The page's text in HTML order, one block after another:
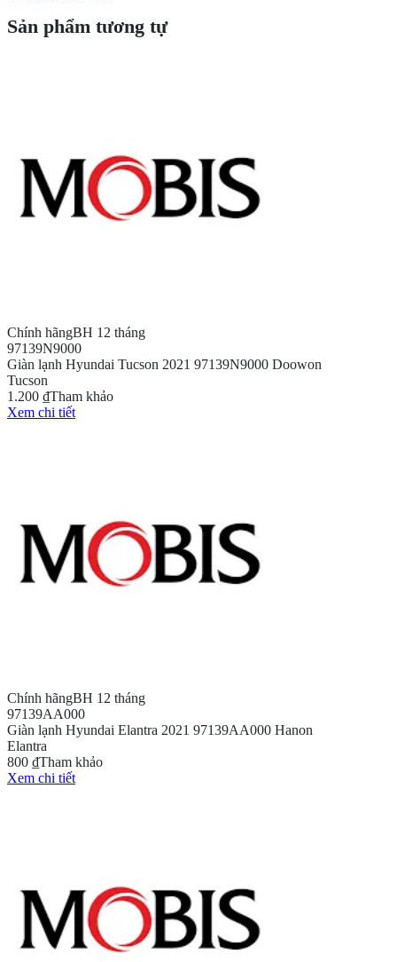
Sản phẩm tương tự
Chính hãngBH 12 tháng
97139N9000
Giàn lạnh Hyundai Tucson 2021 97139N9000 Doowon
Tucson
1.200 ₫Tham khảo
Xem chi tiết
Chính hãngBH 12 tháng
97139AA000
Giàn lạnh Hyundai Elantra 2021 97139AA000 Hanon
Elantra
800 ₫Tham khảo
Xem chi tiết